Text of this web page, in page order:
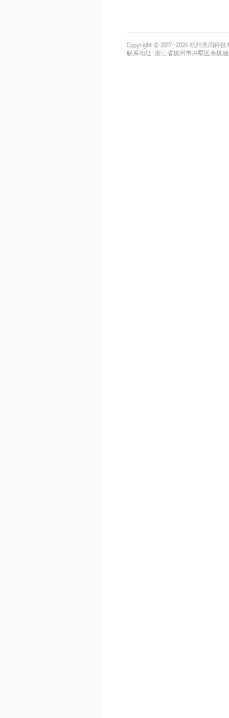
Copyright © 2017-2026杭州美间科技
联系地址：浙江省杭州市拱墅区余杭